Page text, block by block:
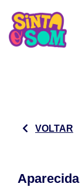
VOLTAR
Aparecida